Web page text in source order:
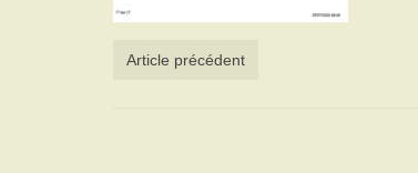
Article précédent